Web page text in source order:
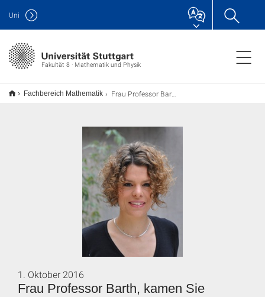
Fakultät 8 · Mathematik und Physik
Uni
Fachbereich Mathematik Frau Professor Barth, kamen Sie "zufällig" zur Mathematik?
Frau Professor Barth, kamen Sie
1. Oktober 2016